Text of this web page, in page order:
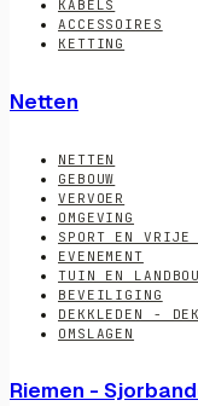
KABELS
ACCESSOIRES
KETTING
Netten
NETTEN
GEBOUW
VERVOER
OMGEVING
SPORT EN
EVENEMENT
TUIN EN
BEVEILIGING
DEKKLEDEN -
OMSLAGEN
Riemen -